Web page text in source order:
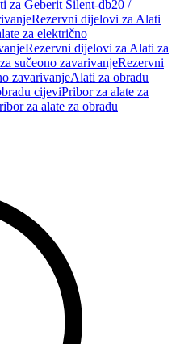
za Geberit Silent-db20 /
Rezervni dijelovi za Alati
za električno
Rezervni dijelovi za Alati za
sučeono zavarivanjeRezervni
zavarivanjeAlati za obradu
cijeviPribor za alate za
za alate za obradu